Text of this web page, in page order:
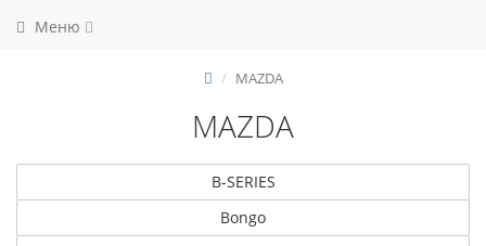
Меню
MAZDA
MAZDA
B-SERIES
Bongo